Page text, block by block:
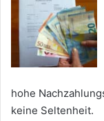
hohe
keine Seltenheit.